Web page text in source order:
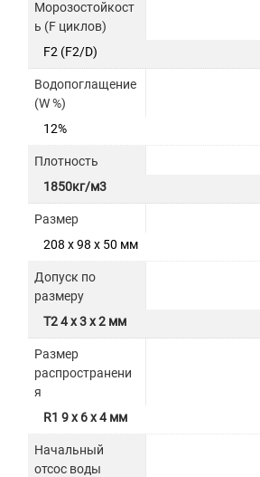
Морозостойкост
ь (F циклов)
F2 (F2/D)
Водопоглащение
(W %)
12%
Плотность
1850кг/м3
Размер
208 x 98 x 50 мм
Допуск по
размеру
T2 4 x 3 x 2 мм
Размер
распространени
я
R1 9 x 6 x 4 мм
Начальный
отсос воды